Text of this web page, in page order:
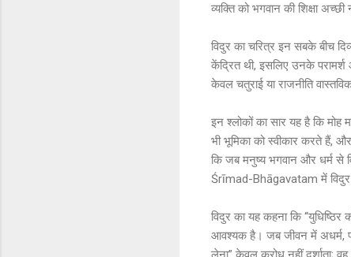
व्यक्ति को भगवान की शिक्षा अच्छी
विदुर का चरित्र इन सबके बीच
केंद्रित थी, इसलिए उनके
केवल चतुराई या राजनीति
इन श्लोकों का सार यह है कि मोह
भी भूमिका को स्वीकार करते हैं,
कि जब मनुष्य भगवान और धर्म से
Śrīmad-Bhāgavatam में विदुर
विदुर का यह कहना कि
आवश्यक है। जब जीवन में अधर्म,